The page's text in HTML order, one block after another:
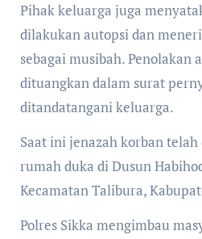
Pihak keluarga juga
dilakukan autopsi dan
sebagai musibah. Penolakan
dituangkan dalam surat
ditandatangani keluarga.
Saat ini jenazah korban
rumah duka di Dusun
Kecamatan Talibura,
Polres Sikka mengimbau